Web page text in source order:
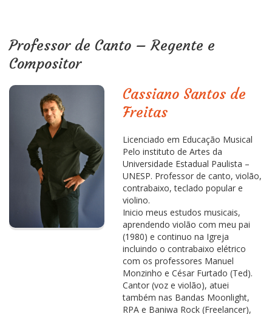
Professor de Canto – Regente e
Compositor
Cassiano Santos de
Freitas
Licenciado em Educação Musical
Pelo instituto de Artes da
Universidade Estadual Paulista –
UNESP. Professor de canto, violão,
contrabaixo, teclado popular e
violino.
Inicio meus estudos musicais,
aprendendo violão com meu pai
(1980) e continuo na Igreja
incluindo o contrabaixo elétrico
com os professores Manuel
Monzinho e César Furtado (Ted).
Cantor (voz e violão), atuei
também nas Bandas Moonlight,
RPA e Baniwa Rock (Freelancer),